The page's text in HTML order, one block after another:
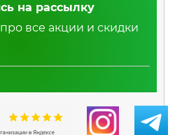
на рассылку
все акции и скидки